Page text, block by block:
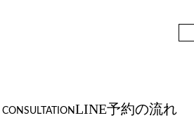
CONSULTATIONLINE予約の流れ